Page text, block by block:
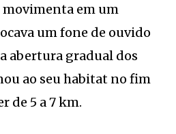
movimenta em um
um fone de ouvido
abertura gradual dos
ao seu habitat no fim
de 5 a 7 km.